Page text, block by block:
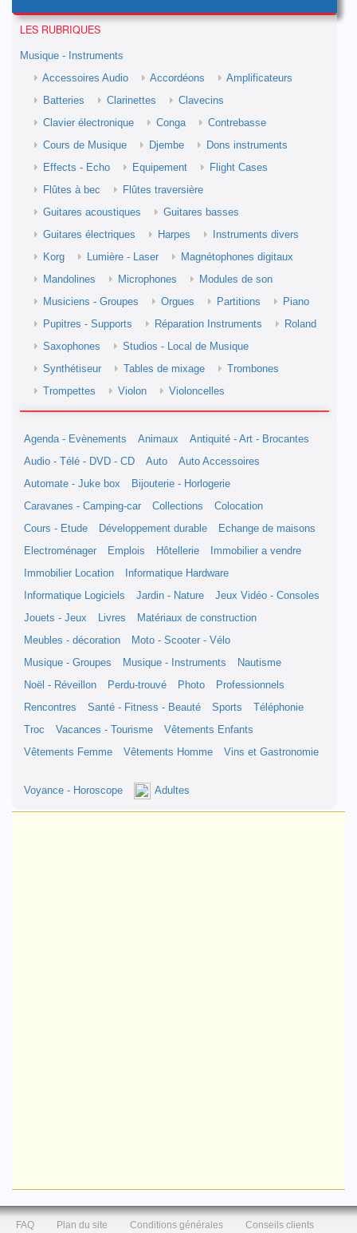
LES RUBRIQUES
Musique - Instruments
Accessoires Audio
Accordéons
Amplificateurs
Batteries
Clarinettes
Clavecins
Clavier électronique
Conga
Contrebasse
Cours de Musique
Djembe
Dons instruments
Effects - Echo
Equipement
Flight Cases
Flûtes à bec
Flûtes traversière
Guitares acoustiques
Guitares basses
Guitares électriques
Harpes
Instruments divers
Korg
Lumière - Laser
Magnétophones digitaux
Mandolines
Microphones
Modules de son
Musiciens - Groupes
Orgues Partitions
Piano
Pupitres - Supports
Réparation Instruments
Roland
Saxophones
Studios - Local de Musique
Synthétiseur
Tables de mixage
Trombones
Trompettes
Violon Violoncelles
Agenda - Evènements Animaux
Antiquité - Art - Brocantes
Audio - Télé - DVD - CD
Auto
Auto Accessoires
Automate - Juke box
Bijouterie - Horlogerie
Caravanes - Camping-car
Collections
Colocation
Cours - Etude
Développement durable
Echange de maisons
Electroménager
Emplois Hôtellerie
Immobilier a vendre
Immobilier Location
Informatique Hardware
Informatique Logiciels
Jardin - Nature
Jeux Vidéo - Consoles
Jouets - Jeux
Livres
Matériaux de construction
Meubles - décoration
Moto - Scooter - Vélo
Musique - Groupes
Musique - Instruments
Nautisme
Noël - Réveillon
Perdu-trouvé Photo
Professionnels
Rencontres
Santé - Fitness - Beauté Sports
Téléphonie
Troc
Vacances - Tourisme
Vêtements Enfants
Vêtements Femme
Vêtements Homme Vins et Gastronomie
Voyance - Horoscope Adultes
FAQ Plan du site Conditions générales Conseils clients